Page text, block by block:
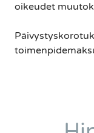
oikeudet